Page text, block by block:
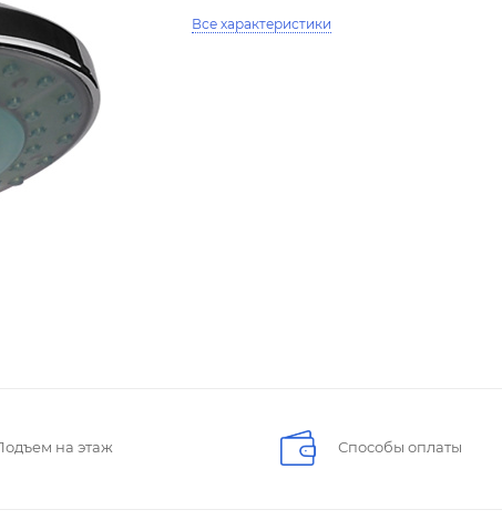
Все характеристики
на этаж Способы оплаты